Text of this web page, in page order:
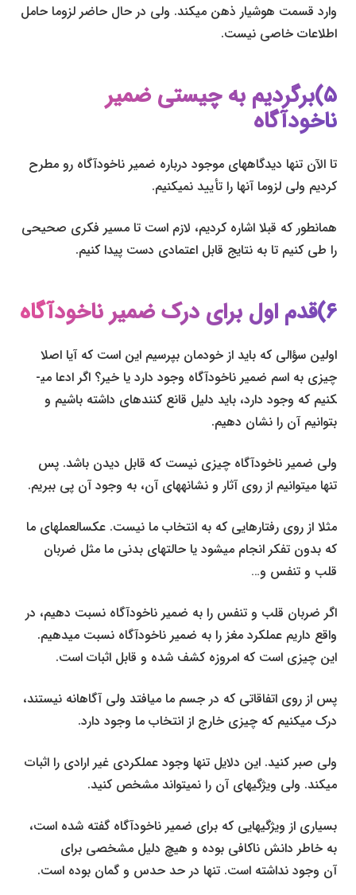
وارد قسمت هوشیار ذهن می­کند. ولی در حال حاضر لزوما حامل
اطلاعات خاصی نیست.
۵)برگردیم به چیستی ضمیر
ناخودآگاه
تا الآن تنها دیدگاه­های موجود درباره ضمیر ناخودآگاه رو مطرح
کردیم ولی لزوما آن­ها را تأیید نمی­کنیم.
همانطور که قبلا اشاره کردیم، لازم است تا مسیر فکری صحیحی
را طی کنیم تا به نتایج قابل اعتمادی دست پیدا کنیم.
۶)قدم اول برای درک ضمیر ناخودآگاه
اولین سؤالی که باید از خودمان بپرسیم این است که آیا اصلا
چیزی به اسم ضمیر ناخودآگاه وجود دارد یا خیر؟ اگر ادعا می­
کنیم که وجود دارد، باید دلیل قانع کننده­ای داشته باشیم و
بتوانیم آن را نشان دهیم.
ولی ضمیر ناخودآگاه چیزی نیست که قابل دیدن باشد. پس
تنها می­توانیم از روی آثار و نشانه­های آن، به وجود آن پی ببریم.
مثلا از روی رفتارهایی که به انتخاب ما نیست. عکس­العمل­های ما
که بدون تفکر انجام می­شود یا حالت­های بدنی ما مثل ضربان
قلب و تنفس و…
اگر ضربان قلب و تنفس را به ضمیر ناخودآگاه نسبت دهیم، در
واقع داریم عملکرد مغز را به ضمیر ناخودآگاه نسبت می­دهیم.
این چیزی است که امروزه کشف شده و قابل اثبات است.
پس از روی اتفاقاتی که در جسم ما می­افتد ولی آگاهانه نیستند،
درک می­کنیم که چیزی خارج از انتخاب ما وجود دارد.
ولی صبر کنید. این دلایل تنها وجود عملکردی غیر ارادی را اثبات
می­کند. ولی ویژگی­های آن را نمی­تواند مشخص کنید.
بسیاری از ویژگی­هایی که برای ضمیر ناخودآگاه گفته شده است،
به خاطر دانش ناکافی بوده و هیچ دلیل مشخصی برای
آن وجود نداشته است. تنها در حد حدس و گمان بوده است.